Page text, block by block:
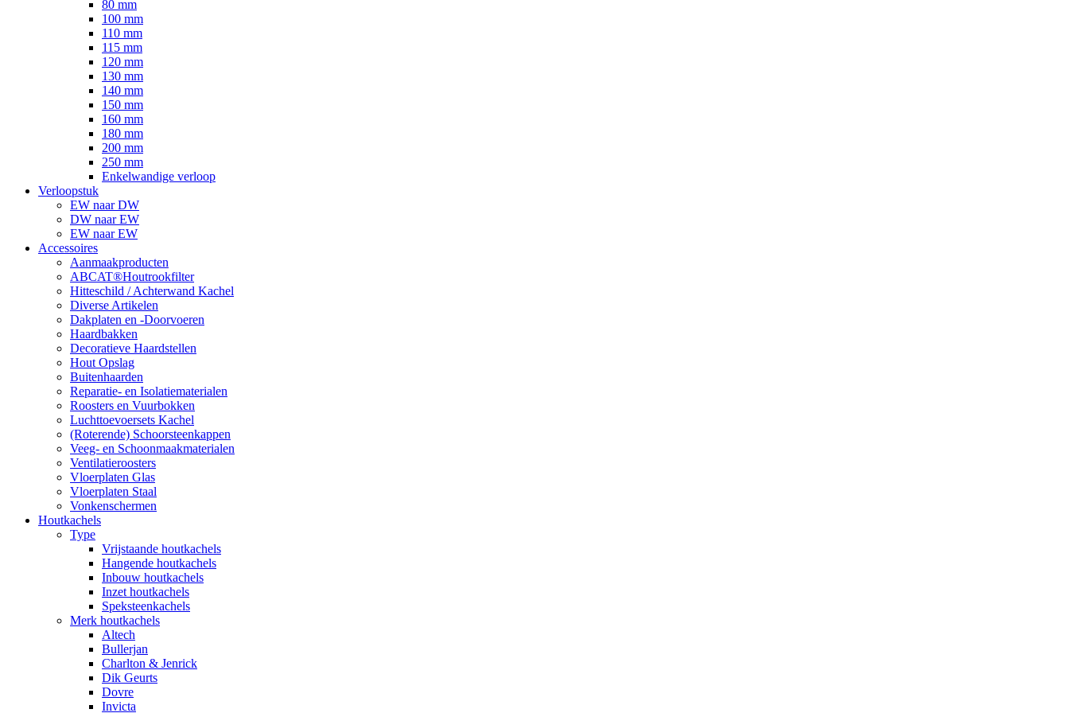
80 mm
100 mm
110 mm
115 mm
120 mm
130 mm
140 mm
150 mm
160 mm
180 mm
200 mm
250 mm
Enkelwandige verloop
Verloopstuk
EW naar DW
DW naar EW
EW naar EW
Accessoires
Aanmaakproducten
ABCAT®Houtrookfilter
Hitteschild / Achterwand Kachel
Diverse Artikelen
Dakplaten en -Doorvoeren
Haardbakken
Decoratieve Haardstellen
Hout Opslag
Buitenhaarden
Reparatie- en Isolatiematerialen
Roosters en Vuurbokken
Luchttoevoersets Kachel
(Roterende) Schoorsteenkappen
Veeg- en Schoonmaakmaterialen
Ventilatieroosters
Vloerplaten Glas
Vloerplaten Staal
Vonkenschermen
Houtkachels
Type
Vrijstaande houtkachels
Hangende houtkachels
Inbouw houtkachels
Inzet houtkachels
Speksteenkachels
Merk houtkachels
Altech
Bullerjan
Charlton & Jenrick
Dik Geurts
Dovre
Invicta